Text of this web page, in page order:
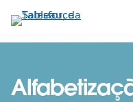
Pular
para
o